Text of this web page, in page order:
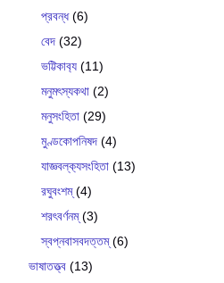
প্রবন্ধ(6)
বেদ (32)
ভট্টিকাব‍্য (11)
মনুমৎস্যকথা (2)
মনুসংহিতা (29)
মুণ্ডকোপনিষদ (4)
যাজ্ঞবল্ক‍্যসংহিতা (13)
রঘুবংশম্(4)
শরৎবর্ণনম্(3)
স্বপ্নবাসবদত্তম্(6)
ভাষাতত্ত্ব (13)